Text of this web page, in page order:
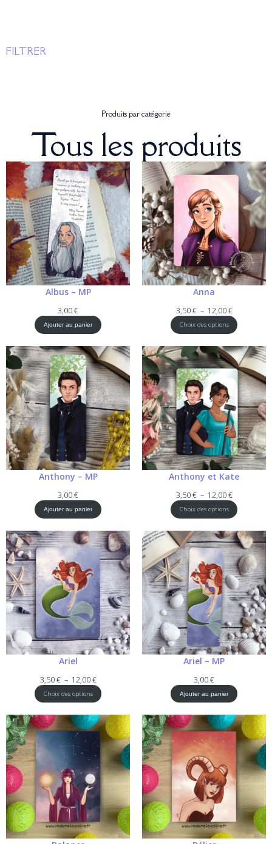
FILTRER
Produits par catégorie
Tous les produits
Albus – MP
3,00€
Ajouter au panier
Anna
3,50€ – 12,00€Plage
de
prix :
à
12,00 €
Choix des options
Anthony – MP
3,00€
Ajouter au panier
Anthony et Kate
3,50€ – 12,00€Plage
de
prix :
à
12,00 €
Choix des options
Ariel
3,50€ – 12,00€Plage
de
prix :
à
12,00 €
Choix des options
Ariel – MP
3,00€
Ajouter au panier